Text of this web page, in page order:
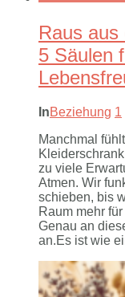
Raus
5 Säulen
InBeziehung 1
Manchmal
zu viele
Atmen. Wir
schieben, bis
Raum mehr
Genau an
an.Es ist wie